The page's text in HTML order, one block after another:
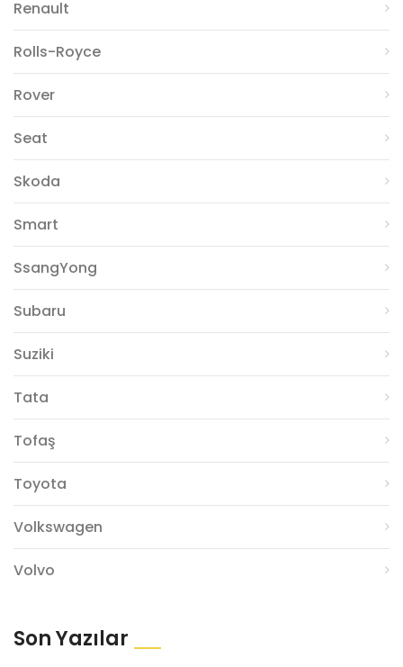
Renault
Rolls-Royce
Rover
Seat
Skoda
Smart
SsangYong
Subaru
Suziki
Tata
Tofaş
Toyota
Volkswagen
Volvo
Son Yazılar